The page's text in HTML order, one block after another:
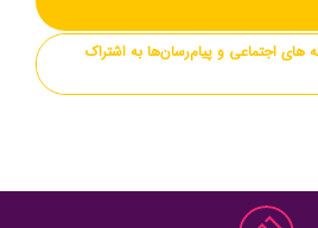
های اجتماعی و پیام‌رسان‌ها به اشتراک